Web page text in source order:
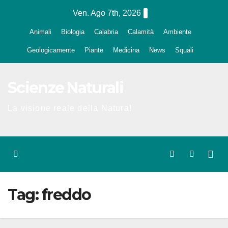
Ven. Ago 7th, 2026
Animali Biologia Calabria Calamità Ambiente
Geologicamente Piante Medicina News Squali
Tag:freddo